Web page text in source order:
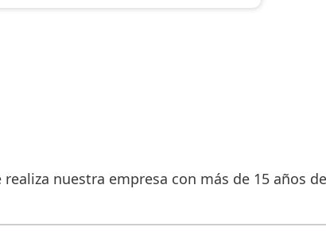
nuestra empresa con más de 15 años